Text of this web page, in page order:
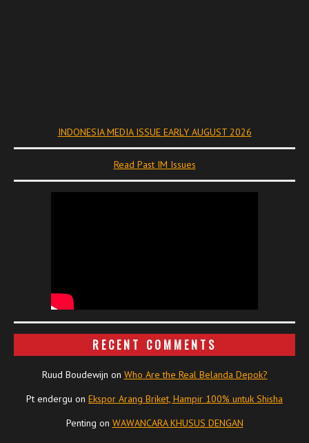
INDONESIA MEDIA ISSUE EARLY AUGUST 2026
Read Past IM Issues
RECENT COMMENTS
Ruud Boudewijn on Who Are the Real Belanda Depok?
Pt endergu on Ekspor Arang Briket, Hampir 100% untuk Shisha
Penting on WAWANCARA KHUSUS DENGAN